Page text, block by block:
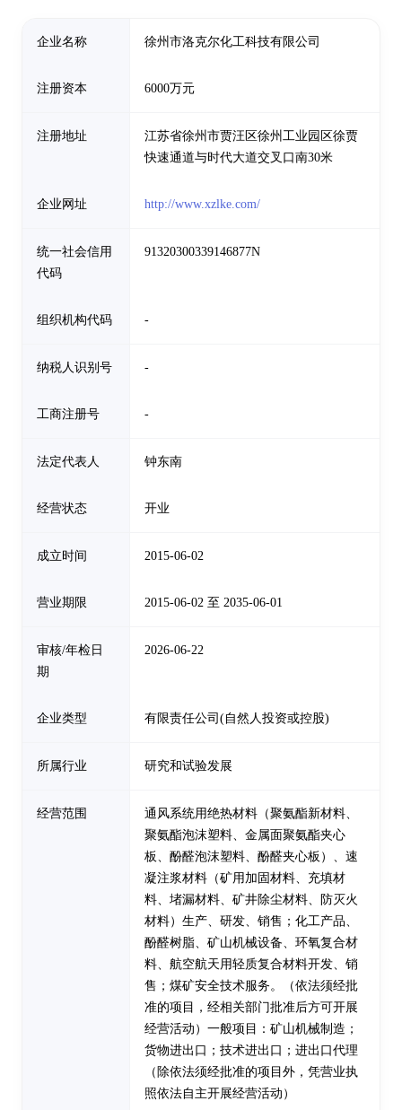
企业名称 徐州市洛克尔化工科技有限公司
注册资本 6000万元
注册地址
江苏省徐州市贾汪区徐州工业园区徐贾
快速通道与时代大道交叉口南30米
企业网址 http://www.xzlke.com/
统一社会信用
代码
91320300339146877N
组织机构代码 -
纳税人识别号 -
工商注册号 -
法定代表人 钟东南
经营状态 开业
成立时间 2015-06-02
营业期限 2015-06-02 至 2035-06-01
审核/年检日
期
2026-06-22
企业类型 有限责任公司(自然人投资或控股)
所属行业 研究和试验发展
经营范围
通风系统用绝热材料（聚氨酯新材料、
聚氨酯泡沫塑料、金属面聚氨酯夹心
板、酚醛泡沫塑料、酚醛夹心板）、速
凝注浆材料（矿用加固材料、充填材
料、堵漏材料、矿井除尘材料、防灭火
材料）生产、研发、销售；化工产品、
酚醛树脂、矿山机械设备、环氧复合材
料、航空航天用轻质复合材料开发、销
售；煤矿安全技术服务。（依法须经批
准的项目，经相关部门批准后方可开展
经营活动）一般项目：矿山机械制造；
货物进出口；技术进出口；进出口代理
（除依法须经批准的项目外，凭营业执
照依法自主开展经营活动）